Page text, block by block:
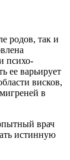
родов, так и
психо-
ее варьирует
висков,
в
врач
истинную